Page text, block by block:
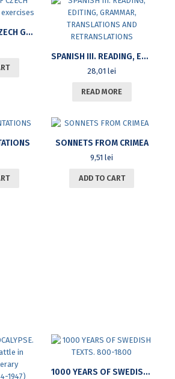
EXERCISES OF CZECH GRAMMAR. KEY TO EXERCISES
SPANISH III. READING, EDITING, GRAMMAR, TRANSLATIONS AND RETRANSLATIONS
28,01lei
READ MORE
SONNETS FROM CRIMEA
9,51lei
ADD TO CART
1000 YEARS OF SWEDISH TEXTS. 800-1800